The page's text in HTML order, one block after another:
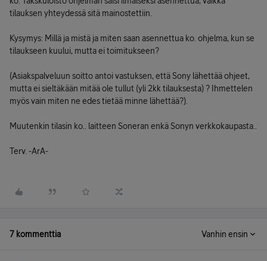
tilauksen yhteydessä sitä mainostettiin.
Kysymys: Millä ja mistä ja miten saan asennettua ko. ohjelma, kun se
tilaukseen kuului, mutta ei toimitukseen?
(Asiakspalveluun soitto antoi vastuksen, että Sony lähettää ohjeet,
mutta ei sieltäkään mitää ole tullut (yli 2kk tilauksesta) ? Ihmettelen
myös vain miten ne edes tietää minne lähettää?).
Muutenkin tilasin ko.. laitteen Soneran enkä Sonyn verkkokaupasta..
Terv. -ArA-
7 kommenttia Vanhin ensin